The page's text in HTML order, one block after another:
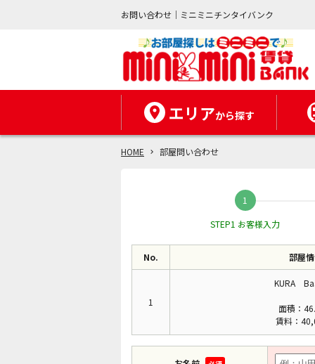
お問い合わせ｜ミニミニチンタイバンク
エリアから探す
HOME 部屋問い合わせ
STEP1 お客様入力
No. 部屋
1
KURA
面積：
賃料：